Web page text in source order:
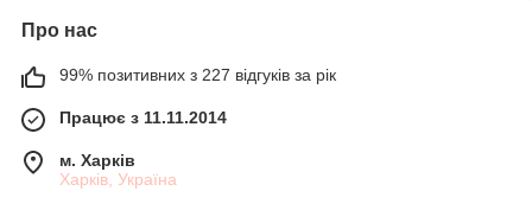
Про нас
99% позитивних з 227 відгуків за рік
Працює з 11.11.2014
м. Харків
Харків, Україна